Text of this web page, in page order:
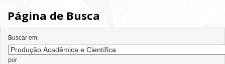
Página de Busca
Buscar em:
por